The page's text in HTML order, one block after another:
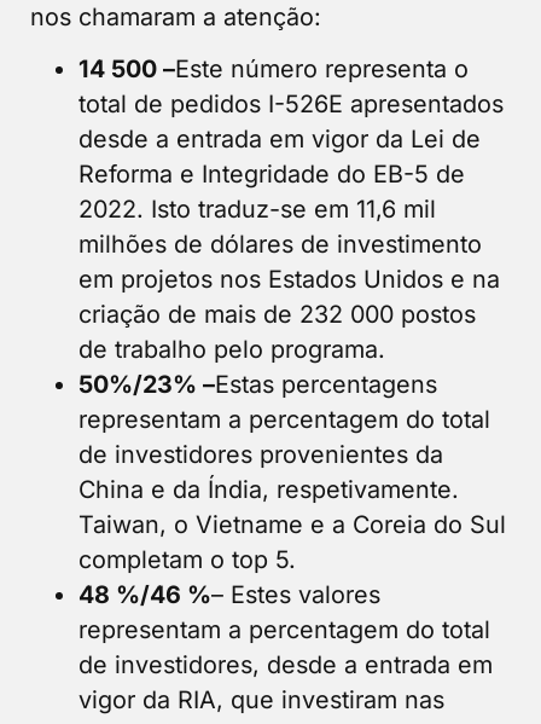
nos chamaram a atenção:
14 500 –Este número representa o
total de pedidos I-526E apresentados
desde a entrada em vigor da Lei de
Reforma e Integridade do EB-5 de
2022. Isto traduz-se em 11,6 mil
milhões de dólares de investimento
em projetos nos Estados Unidos e na
criação de mais de 232 000 postos
de trabalho pelo programa.
50%/23% –Estas percentagens
representam a percentagem do total
de investidores provenientes da
China e da Índia, respetivamente.
Taiwan, o Vietname e a Coreia do Sul
completam o top 5.
48 %/46 %– Estes valores
representam a percentagem do total
de investidores, desde a entrada em
vigor da RIA, que investiram nas